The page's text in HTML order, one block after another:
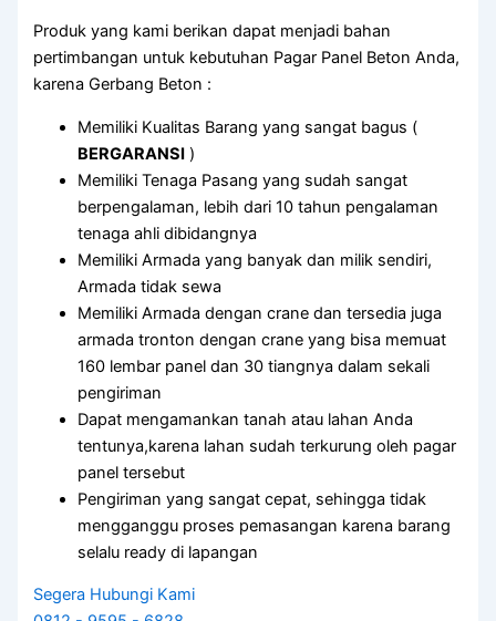
Produk yang kami berikan dapat menjadi bahan
pertimbangan untuk kebutuhan Pagar Panel Beton Anda,
karena Gerbang Beton :
Memiliki Kualitas Barang yang sangat bagus (
BERGARANSI )
Memiliki Tenaga Pasang yang sudah sangat
berpengalaman, lebih dari 10 tahun pengalaman
tenaga ahli dibidangnya
Memiliki Armada yang banyak dan milik sendiri,
Armada tidak sewa
Memiliki Armada dengan crane dan tersedia juga
armada tronton dengan crane yang bisa memuat
160 lembar panel dan 30 tiangnya dalam sekali
pengiriman
Dapat mengamankan tanah atau lahan Anda
tentunya,karena lahan sudah terkurung oleh pagar
panel tersebut
Pengiriman yang sangat cepat, sehingga tidak
mengganggu proses pemasangan karena barang
selalu ready di lapangan
Segera Hubungi Kami